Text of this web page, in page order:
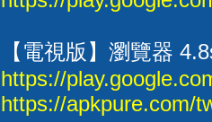
【電視版】瀏覽器
https://
https://apkpure.com/